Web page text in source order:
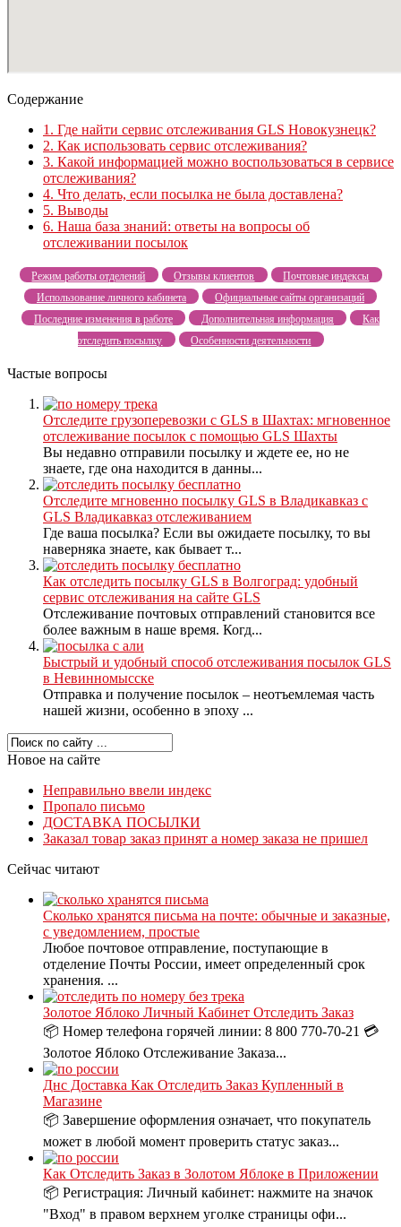
Содержание
1. Где найти сервис отслеживания GLS Новокузнецк?
2. Как использовать сервис отслеживания?
3. Какой информацией можно воспользоваться в сервисе
отслеживания?
4. Что делать, если посылка не была доставлена?
5. Выводы
6. Наша база знаний: ответы на вопросы об
отслеживании посылок
Режим работы отделений Отзывы клиентов
Почтовые индексы
Использование личного кабинета
Официальные сайты организаций
Последние изменения в работе
Дополнительная информация
Как
отследить посылку
Особенности деятельности
Частые вопросы
Отследите грузоперевозки с GLS в Шахтах: мгновенное
отслеживание посылок с помощью GLS Шахты
Вы недавно отправили посылку и ждете ее, но не
знаете, где она находится в данны...
Отследите мгновенно посылку GLS в Владикавказ с
GLS Владикавказ отслеживанием
Где ваша посылка? Если вы ожидаете посылку, то вы
наверняка знаете, как бывает т...
Как отследить посылку GLS в Волгоград: удобный
сервис отслеживания на сайте GLS
Отслеживание почтовых отправлений становится все
более важным в наше время. Когд...
Быстрый и удобный способ отслеживания посылок GLS
в Невинномысске
Отправка и получение посылок – неотъемлемая часть
нашей жизни, особенно в эпоху ...
Новое на сайте
Неправильно ввели индекс
Пропало письмо
ДОСТАВКА ПОСЫЛКИ
Заказал товар заказ принят а номер заказа не пришел
Сейчас читают
Сколько хранятся письма на почте: обычные и заказные,
с уведомлением, простые
Любое почтовое отправление, поступающие в
отделение Почты России, имеет определенный срок
хранения. ...
Золотое Яблоко Личный Кабинет Отследить Заказ
📦 Номер телефона горячей линии: 8 800 770-70-21 💳
Золотое Яблоко Отслеживание Заказа...
Днс Доставка Как Отследить Заказ Купленный в
Магазине
📦 Завершение оформления означает, что покупатель
может в любой момент проверить статус заказ...
Как Отследить Заказ в Золотом Яблоке в Приложении
📦 Регистрация: Личный кабинет: нажмите на значок
"Вход" в правом верхнем уголке страницы офи...